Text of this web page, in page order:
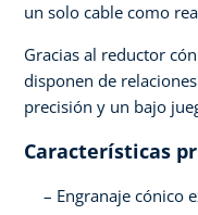
un solo cable como
Gracias al reductor
disponen de
precisión y un bajo
Características
Engranaje cónico